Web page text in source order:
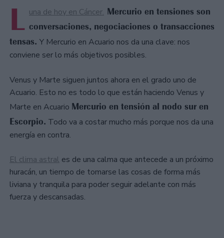
L una de hoy en Cáncer. Mercurio en tensiones son
conversaciones, negociaciones o transacciones
tensas. Y Mercurio en Acuario nos da una clave: nos
conviene ser lo más objetivos posibles.
Venus y Marte siguen juntos ahora en el grado uno de
Acuario. Esto no es todo lo que están haciendo Venus y
Marte en Acuario Mercurio en tensión al nodo sur en
Escorpio. Todo va a costar mucho más porque nos da una
energía en contra.
El clima astral es de una calma que antecede a un próximo
huracán, un tiempo de tomarse las cosas de forma más
liviana y tranquila para poder seguir adelante con más
fuerza y descansadas.